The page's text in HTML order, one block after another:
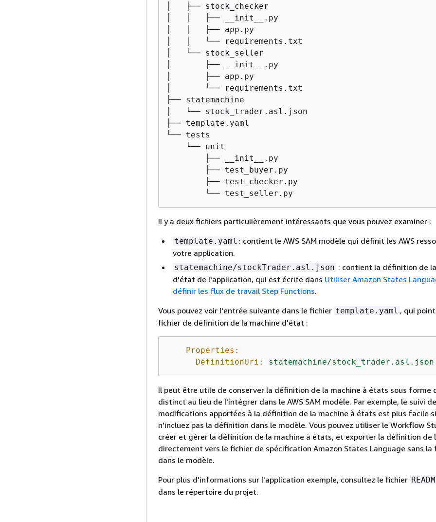
│   ├── stock_checker
│   │   ├── __init__.py
│   │   ├── app.py
│   │   └── requirements.txt
│   └── stock_seller
│       ├── __init__.py
│       ├── app.py
│       └── requirements.txt
├── statemachine
│   └── stock_trader.asl.json
├── template.yaml
└── tests
    └── unit
        ├── __init__.py
        ├── test_buyer.py
        ├── test_checker.py
        └── test_seller.py
Il y a deux fichiers particulièrement intéressants que vous pouvez examiner :
template.yaml : contient le AWS SAM modèle qui définit les AWS
votre application.
statemachine/stockTrader.asl.json : contient la définition de
d'état de l'application, qui est écrite dans Utiliser Amazon States
définir les flux de travail Step Functions.
Vous pouvez voir l'entrée suivante dans le fichier template.yaml , qui
fichier de définition de la machine d'état :
Properties:
DefinitionUri:
statemachine/stock_trader.asl.json
Il peut être utile de conserver la définition de la machine à états sous forme
distinct au lieu de l'intégrer dans le AWS SAM modèle. Par exemple, le suivi
modifications apportées à la définition de la machine à états est plus facile
n'incluez pas la définition dans le modèle. Vous pouvez utiliser le Workflow
créer et gérer la définition de la machine à états, et exporter la définition de
directement vers le fichier de spécification Amazon States Language sans la
dans le modèle.
Pour plus d'informations sur l'application exemple, consultez le fichier
dans le répertoire du projet.